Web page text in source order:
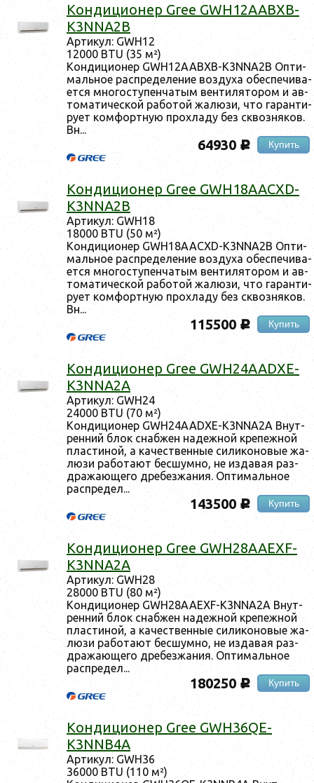
Кон­ди­ци­онер Gree GWH12AABXB-
K3NNA2B
Ар­ти­кул: GWH12
12000 BTU (35 м²)
Кон­ди­ци­онер GWH12AABXB-K3NNA2B Оп­ти­
маль­ное рас­пре­деле­ние воз­ду­ха обес­пе­чива­
ет­ся мно­гос­ту­пен­ча­тым вен­ти­лято­ром и ав­
то­мати­чес­кой ра­ботой жа­люзи, что га­ран­ти­
ру­ет ком­фор­тную прох­ла­ду без сквоз­ня­ков.
Вн...
64930 c Купить
Кон­ди­ци­онер Gree GWH18AACXD-
K3NNA2B
Ар­ти­кул: GWH18
18000 BTU (50 м²)
Кон­ди­ци­онер GWH18AACXD-K3NNA2B Оп­ти­
маль­ное рас­пре­деле­ние воз­ду­ха обес­пе­чива­
ет­ся мно­гос­ту­пен­ча­тым вен­ти­лято­ром и ав­
то­мати­чес­кой ра­ботой жа­люзи, что га­ран­ти­
ру­ет ком­фор­тную прох­ла­ду без сквоз­ня­ков.
Вн...
115500 c Купить
Кон­ди­ци­онер Gree GWH24AADXE-
K3NNA2A
Ар­ти­кул: GWH24
24000 BTU (70 м²)
Кон­ди­ци­онер GWH24AADXE-K3NNA2A Внут­
ренний блок снаб­жен на­деж­ной кре­пеж­ной
плас­ти­ной, а ка­чес­твен­ные си­лико­новые жа­
люзи ра­бота­ют бес­шумно, не из­да­вая раз­
дра­жа­юще­го дре­без­жа­ния. Оп­ти­маль­ное
рас­пре­дел...
143500 c Купить
Кон­ди­ци­онер Gree GWH28AAEXF-
K3NNA2A
Ар­ти­кул: GWH28
28000 BTU (80 м²)
Кон­ди­ци­онер GWH28AAEXF-K3NNA2A Внут­
ренний блок снаб­жен на­деж­ной кре­пеж­ной
плас­ти­ной, а ка­чес­твен­ные си­лико­новые жа­
люзи ра­бота­ют бес­шумно, не из­да­вая раз­
дра­жа­юще­го дре­без­жа­ния. Оп­ти­маль­ное
рас­пре­дел...
180250c Купить
Кон­ди­ци­онер Gree GWH36QE-
K3NNB4A
Ар­ти­кул: GWH36
36000 BTU (110 м²)